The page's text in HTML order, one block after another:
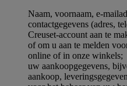
Naam, voornaam, e-
contactgegevens (adres,
Creuset-account aan te
of om u aan te melden
online of in onze winkels;
uw aankoopgegevens,
aankoop,